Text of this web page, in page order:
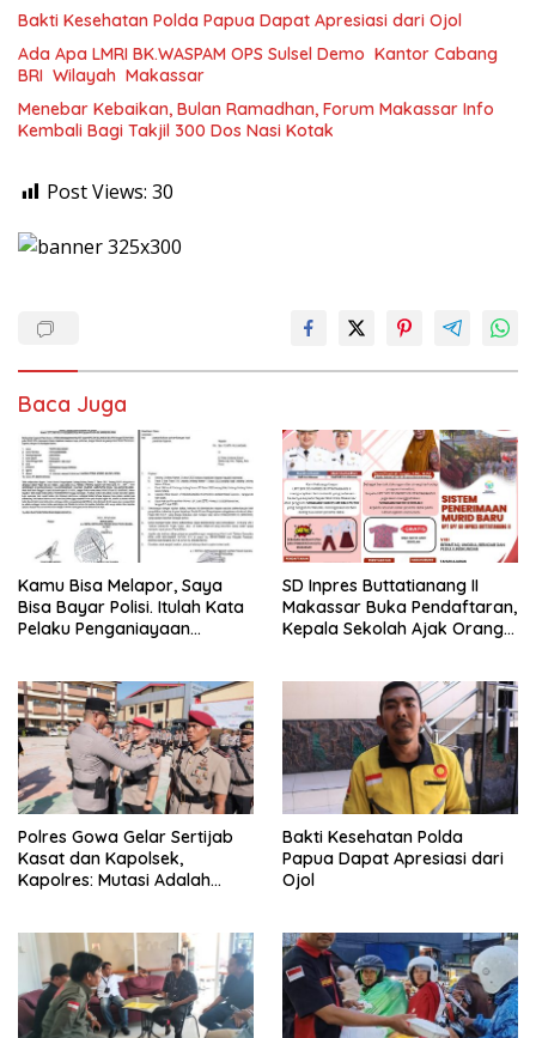
Bakti Kesehatan Polda Papua Dapat Apresiasi dari Ojol
Ada Apa LMRI BK.WASPAM OPS Sulsel Demo Kantor Cabang
BRI Wilayah Makassar
Menebar Kebaikan, Bulan Ramadhan, Forum Makassar Info
Kembali Bagi Takjil 300 Dos Nasi Kotak
Post Views: 30
Baca Juga
Kamu Bisa Melapor, Saya
Bisa Bayar Polisi. Itulah Kata
Pelaku Penganiayaan
Ini Belum Di Tangkap
SD Inpres Buttatianang II
Makassar Buka Pendaftaran,
Kepala Sekolah Ajak Orang
Polres Gowa Gelar Sertijab
Kasat dan Kapolsek,
Kapolres: Mutasi Adalah
Bakti Kesehatan Polda
Papua Dapat Apresiasi dari
Ojol